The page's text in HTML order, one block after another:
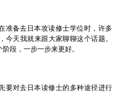
准备去日本攻读修士学位时，许多
今天我就来跟大家聊聊这个话题。
段，一步一步来更好。
要对去日本读修士的多种途径进行